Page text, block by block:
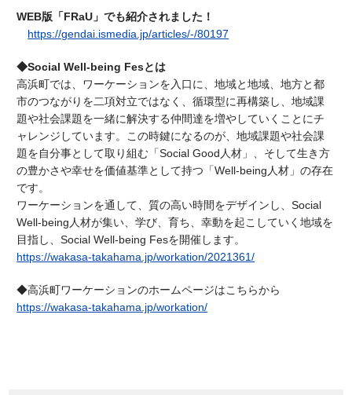
WEB版「FRaU 」でも紹介されました！
https://gendai.ismedia.jp/articles/-/80197
◆Social Well-being Fesとは
高浜町では、ワーケーションを入口に、地域と地域、地方と都
市のつながりを二項対立ではなく、循環型に再構築し、地域課
題や社会課題を一緒に解決する仲間達を増やしていくことにチ
ャレンジしています。この時鍵になるのが、地域課題や社会課
題を自分事として取り組む「Social Good 人材」、そして生き方
の豊かさや幸せを価値基準として持つ「Well-being 人材」の存在
です。
ワーケーションを通して、質の高い時間をデザインし、Social
Well-being 人材が集い、学び、育ち、幸動を起こしていく地域を
目指し、Social Well-being Fesを開催します。
https://wakasa-takahama.jp/workation/2021361/
◆高浜町ワーケーションのホームページはこちらから
https://wakasa-takahama.jp/workation/